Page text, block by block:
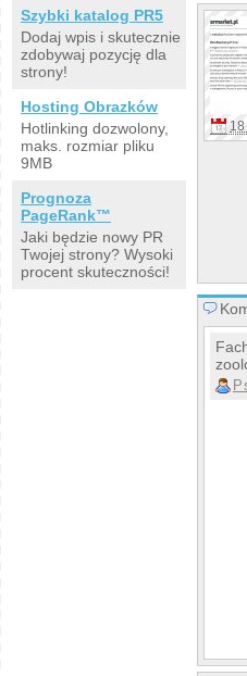
18
Szybki katalog PR5
Dodaj wpis i skutecznie
zdobywaj pozycję dla
strony!
Hosting Obrazków
Hotlinking dozwolony,
maks. rozmiar pliku
9MB
Prognoza
PageRank™
Jaki będzie nowy PR
Twojej strony? Wysoki
procent skuteczności!